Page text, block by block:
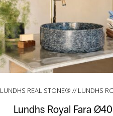
LUNDHS REAL STONE® // LUNDHS
Lundhs Royal Fara Ø40